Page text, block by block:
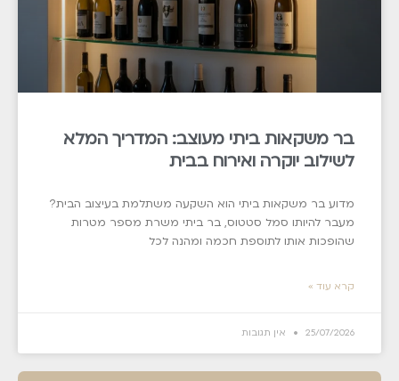
בר משקאות ביתי מעוצב: המדריך המלא
לשילוב יוקרה ואירוח בבית
מדוע בר משקאות ביתי הוא השקעה משתלמת בעיצוב הבית?
מעבר להיותו סמל סטטוס, בר ביתי משרת מספר מטרות
שהופכות אותו לתוספת חכמה ומהנה לכל
קרא עוד »
25/07/2026 אין תגובות